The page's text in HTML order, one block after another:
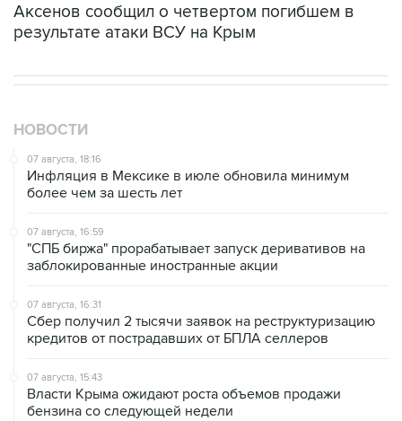
Аксенов сообщил о четвертом погибшем в
результате атаки ВСУ на Крым
НОВОСТИ
07 августа, 18:16
Инфляция в Мексике в июле обновила минимум
более чем за шесть лет
07 августа, 16:59
"СПБ биржа" прорабатывает запуск деривативов на
заблокированные иностранные акции
07 августа, 16:31
Сбер получил 2 тысячи заявок на реструктуризацию
кредитов от пострадавших от БПЛА селлеров
07 августа, 15:43
Власти Крыма ожидают роста объемов продажи
бензина со следующей недели